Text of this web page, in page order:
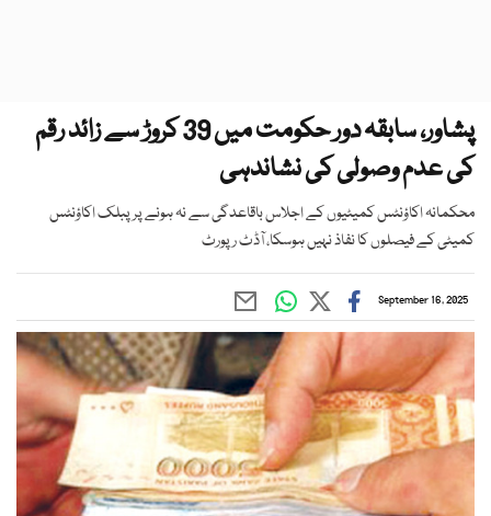
پشاور، سابقہ دور حکومت میں 39 کروڑ سے زائد رقم
کی عدم وصولی کی نشاندہی
محکمانہ اکاؤنٹس کمیٹیوں کے اجلاس باقاعدگی سے نہ ہونے پر پبلک اکاؤنٹس
کمیٹی کے فیصلوں کا نفاذ نہیں ہوسکا، آڈٹ رپورٹ
September 16, 2025